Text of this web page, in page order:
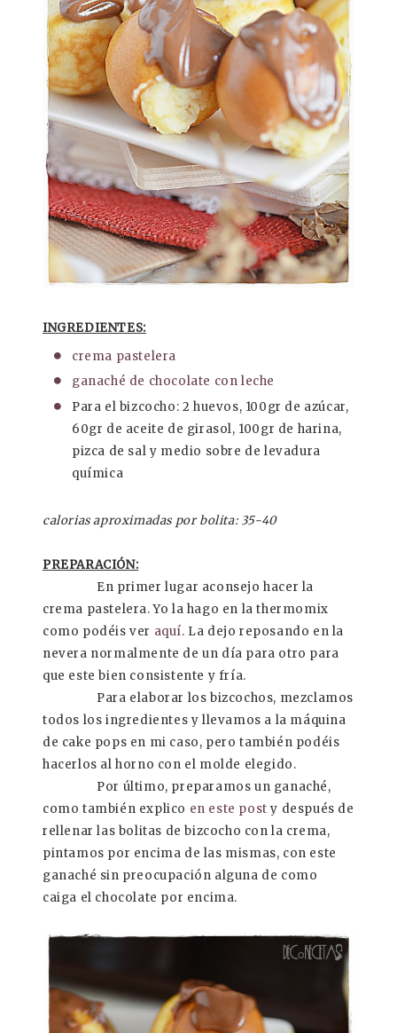
INGREDIENTES:
crema pastelera
ganaché de chocolate con leche
Para el bizcocho: 2 huevos, 100gr de azúcar,
60gr de aceite de girasol, 100gr de harina,
pizca de sal y medio sobre de levadura
química
calorias aproximadas por bolita: 35-40
PREPARACIÓN:
En primer lugar aconsejo hacer la
crema pastelera. Yo la hago en la thermomix
como podéis ver aquí. La dejo reposando en la
nevera normalmente de un día para otro para
que este bien consistente y fría.
Para elaborar los bizcochos, mezclamos
todos los ingredientes y llevamos a la máquina
de cake pops en mi caso, pero también podéis
hacerlos al horno con el molde elegido.
Por último, preparamos un ganaché,
como también explico en este posty después de
rellenar las bolitas de bizcocho con la crema,
pintamos por encima de las mismas, con este
ganaché sin preocupación alguna de como
caiga el chocolate por encima.